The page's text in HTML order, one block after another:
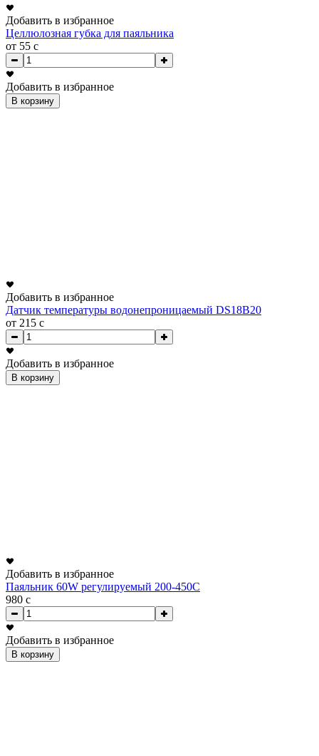
Добавить в избранное
Целлюлозная губка для паяльника
от 55 c
Добавить в избранное
В корзину
Добавить в избранное
Датчик температуры водонепроницаемый DS18B20
от 215 c
Добавить в избранное
В корзину
Добавить в избранное
Паяльник 60W регулируемый 200-450С
980 c
Добавить в избранное
В корзину